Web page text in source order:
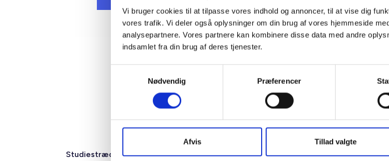
Vi bruger cookies til at tilpasse vores indhold og annoncer, til at vise dig
vores trafik. Vi deler også oplysninger om din brug af vores hjemmeside
analysepartnere. Vores partnere kan kombinere disse data med andre
indsamlet fra din brug af deres tjenester.
Nødvendig
Præferencer
Afvis Tillad valgte
Studiestræde 50,
Mariane Thomsens Gade
T +45 33 76 20 00